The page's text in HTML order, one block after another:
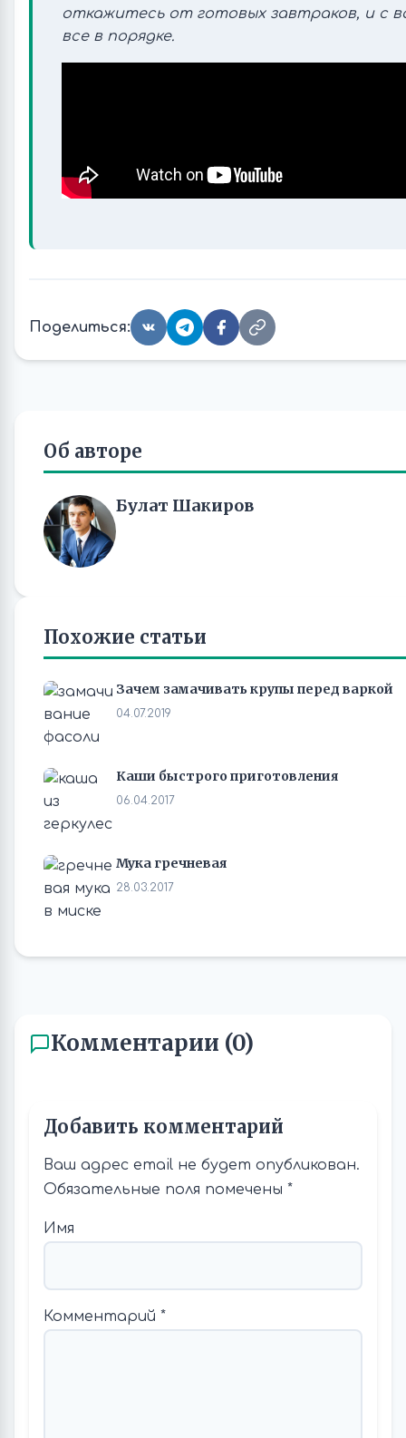
откажитесь от готовых завтраков, и с
все в порядке.
Поделиться:
Об авторе
Булат Шакиров
Похожие статьи
Зачем замачивать крупы перед варкой
04.07.2019
Каши быстрого приготовления
06.04.2017
Мука гречневая
28.03.2017
Комментарии (0)
Добавить комментарий
Ваш адрес email не будет опубликован.
Обязательные поля помечены *
Имя
Комментарий *